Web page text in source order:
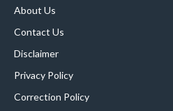
About Us
Contact Us
Disclaimer
Privacy Policy
Correction Policy